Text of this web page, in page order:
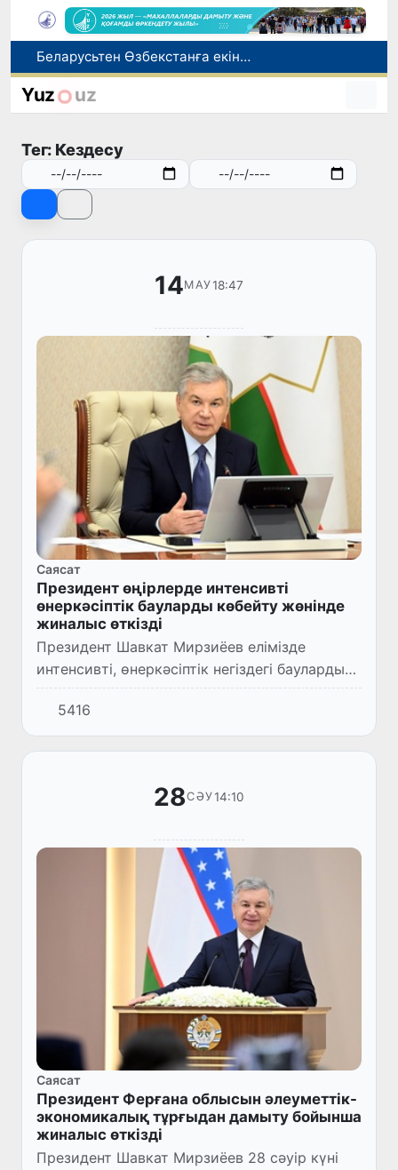
Адам саудасынан зардап шеккен азаматтар әлеуметтік қызметтермен қамтылады
Тарихи күн: Өзбекстанның «Самарқант-2028» жасанды серігі орбитаға сәтті шығарылды
Беларусьтен Өзбекстанға екінші тікелей жүк пойызы жөнелтілді
Yuz uz
Тег: Кездесу
14МАУ18:47
Саясат
Президент өңірлерде интенсивті
өнеркәсіптік бауларды көбейту жөнінде
жиналыс өткізді
Президент Шавкат Мирзиёев елімізде
интенсивті, өнеркәсіптік негіздегі бауларды
көбейту шаралары бойынша жиын өткізді.
5416
28СӘУ14:10
Саясат
Президент Ферғана облысын әлеуметтік-
экономикалық тұрғыдан дамыту бойынша
жиналыс өткізді
Президент Шавкат Мирзиёев 28 сәуір күні